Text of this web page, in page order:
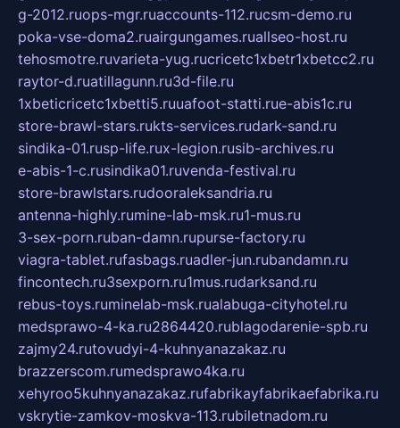
g-2012.ruops-mgr.ruaccounts-112.rucsm-demo.ru
poka-vse-doma2.ruairgungames.ruallseo-host.ru
tehosmotre.ruvarieta-yug.rucricetc1xbetr1xbetcc2.ru
raytor-d.ruatillagunn.ru3d-file.ru
1xbeticricetc1xbetti5.ruuafoot-statti.rue-abis1c.ru
store-brawl-stars.rukts-services.rudark-sand.ru
sindika-01.rusp-life.rux-legion.rusib-archives.ru
e-abis-1-c.rusindika01.ruvenda-festival.ru
store-brawlstars.rudooraleksandria.ru
antenna-highly.rumine-lab-msk.ru1-mus.ru
3-sex-porn.ruban-damn.rupurse-factory.ru
viagra-tablet.rufasbags.ruadler-jun.rubandamn.ru
fincontech.ru3sexporn.ru1mus.rudarksand.ru
rebus-toys.ruminelab-msk.rualabuga-cityhotel.ru
medsprawo-4-ka.ru2864420.rublagodarenie-spb.ru
zajmy24.rutovudyi-4-kuhnyanazakaz.ru
brazzerscom.rumedsprawo4ka.ru
xehyroo5kuhnyanazakaz.rufabrikayfabrikaefabrika.ru
vskrytie-zamkov-moskva-113.rubiletnadom.ru